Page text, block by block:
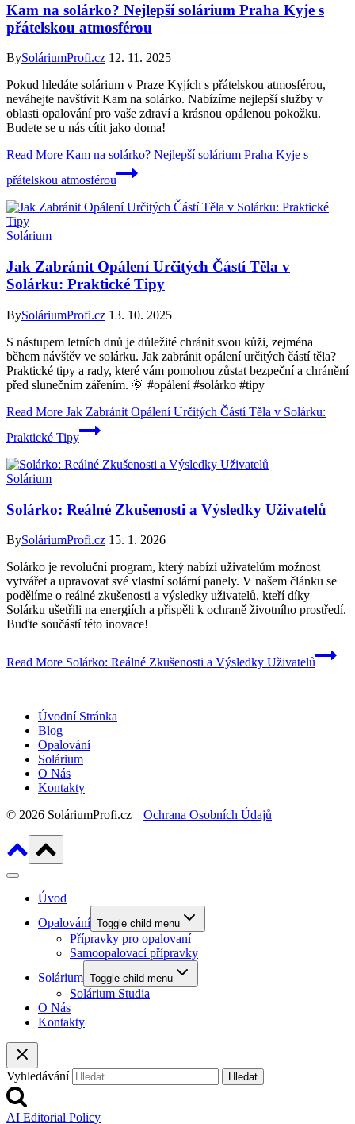
Kam na solárko? Nejlepší solárium Praha Kyje s
přátelskou atmosférou
BySoláriumProfi.cz 12. 11. 2025
Pokud hledáte solárium v Praze Kyjích s přátelskou atmosférou,
neváhejte navštívit Kam na solárko. Nabízíme nejlepší služby v
oblasti opalování pro vaše zdraví a krásnou opálenou pokožku.
Budete se u nás cítit jako doma!
Read More Kam na solárko? Nejlepší solárium Praha Kyje s
přátelskou atmosférou
Solárium
Jak Zabránit Opálení Určitých Částí Těla v
Solárku: Praktické Tipy
BySoláriumProfi.cz 13. 10. 2025
S nástupem letních dnů je důležité chránit svou kůži, zejména
během návštěv ve solárku. Jak zabránit opálení určitých částí těla?
Praktické tipy a rady, které vám pomohou zůstat bezpeční a chránění
před slunečním zářením. 🌞 #opálení #solárko #tipy
Read More Jak Zabránit Opálení Určitých Částí Těla v Solárku:
Praktické Tipy
Solárium
Solárko: Reálné Zkušenosti a Výsledky Uživatelů
BySoláriumProfi.cz 15. 1. 2026
Solárko je revoluční program, který nabízí uživatelům možnost
vytvářet a upravovat své vlastní solární panely. V našem článku se
podělíme o reálné zkušenosti a výsledky uživatelů, kteří díky
Solárku ušetřili na energiích a přispěli k ochraně životního prostředí.
Buďte součástí této inovace!
Read More Solárko: Reálné Zkušenosti a Výsledky Uživatelů
Úvodní Stránka
Blog
Opalování
Solárium
O Nás
Kontakty
© 2026 SoláriumProfi.cz | Ochrana Osobních Údajů
Úvod
Opalování Toggle child menu
Přípravky pro opalovaní
Samoopalovací přípravky
Solárium Toggle child menu
Solárium Studia
O Nás
Kontakty
Vyhledávání
AI Editorial Policy